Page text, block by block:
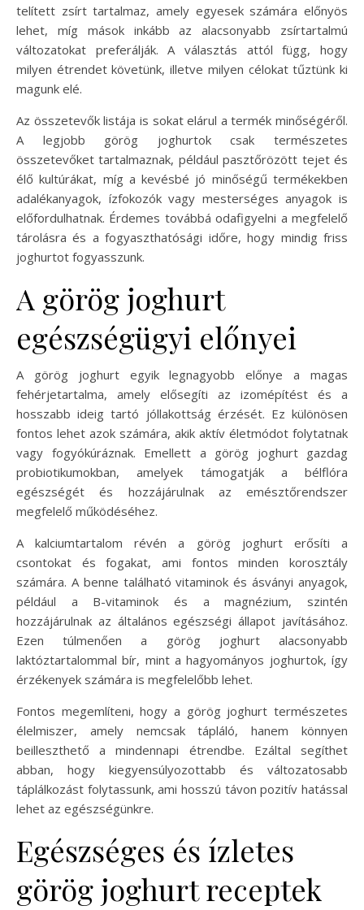
telített zsírt tartalmaz, amely egyesek számára előnyös
lehet, míg mások inkább az alacsonyabb zsírtartalmú
változatokat preferálják. A választás attól függ, hogy
milyen étrendet követünk, illetve milyen célokat tűztünk ki
magunk elé.
Az összetevők listája is sokat elárul a termék minőségéről.
A legjobb görög joghurtok csak természetes
összetevőket tartalmaznak, például pasztőrözött tejet és
élő kultúrákat, míg a kevésbé jó minőségű termékekben
adalékanyagok, ízfokozók vagy mesterséges anyagok is
előfordulhatnak. Érdemes továbbá odafigyelni a megfelelő
tárolásra és a fogyaszthatósági időre, hogy mindig friss
joghurtot fogyasszunk.
A görög joghurt
egészségügyi előnyei
A görög joghurt egyik legnagyobb előnye a magas
fehérjetartalma, amely elősegíti az izomépítést és a
hosszabb ideig tartó jóllakottság érzését. Ez különösen
fontos lehet azok számára, akik aktív életmódot folytatnak
vagy fogyókúráznak. Emellett a görög joghurt gazdag
probiotikumokban, amelyek támogatják a bélflóra
egészségét és hozzájárulnak az emésztőrendszer
megfelelő működéséhez.
A kalciumtartalom révén a görög joghurt erősíti a
csontokat és fogakat, ami fontos minden korosztály
számára. A benne található vitaminok és ásványi anyagok,
például a B-vitaminok és a magnézium, szintén
hozzájárulnak az általános egészségi állapot javításához.
Ezen túlmenően a görög joghurt alacsonyabb
laktóztartalommal bír, mint a hagyományos joghurtok, így
érzékenyek számára is megfelelőbb lehet.
Fontos megemlíteni, hogy a görög joghurt természetes
élelmiszer, amely nemcsak tápláló, hanem könnyen
beilleszthető a mindennapi étrendbe. Ezáltal segíthet
abban, hogy kiegyensúlyozottabb és változatosabb
táplálkozást folytassunk, ami hosszú távon pozitív hatással
lehet az egészségünkre.
Egészséges és ízletes
görög joghurt receptek